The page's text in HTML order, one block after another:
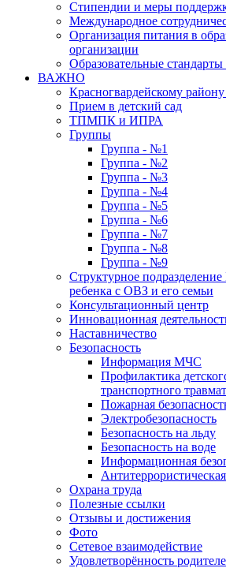
Стипендии и меры
Международное
Организация питания в
организации
Образовательные
ВАЖНО
Красногвардейскому району
Прием в детский сад
ТПМПК и ИПРА
Группы
Группа - №1
Группа - №2
Группа - №3
Группа - №4
Группа - №5
Группа - №6
Группа - №7
Группа - №8
Группа - №9
Структурное
ребенка с ОВЗ и его семьи
Консультационный центр
Инновационная
Наставничество
Безопасность
Информация МЧС
Профилактика
транспортного
Пожарная
Электробезопасность
Безопасность на льду
Безопасность на воде
Информационная
Охрана труда
Полезные ссылки
Отзывы и достижения
Фото
Сетевое взаимодействие
Удовлетворённость